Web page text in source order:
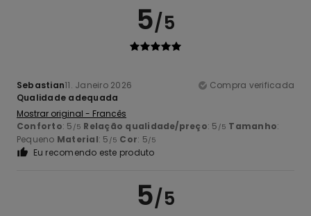
5/5
Sebastian11. Janeiro 2026
Compra verificada
Qualidade adequada
Mostrar original - Francês
Conforto: 5 /5 Relação qualidade/preço: 5 /5 Tamanho:
Pequeno Material: 5 /5 Cor: 5/5
Eu recomendo este produto
5/5